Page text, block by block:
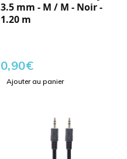
3.5 mm - M / M - Noir -
1.20 m
0,90€
Ajouter au panier